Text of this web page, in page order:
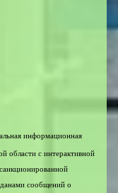
информационная
области с интерактивной
сообщений о